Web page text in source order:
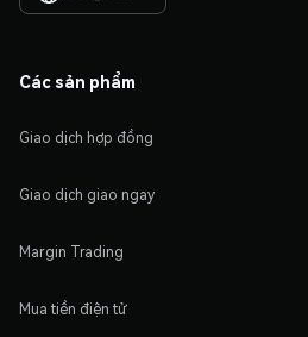
Các sản phẩm
Giao dịch hợp đồng
Giao dịch giao ngay
Margin Trading
Mua tiền điện tử